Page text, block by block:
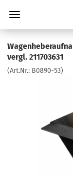
vergl. 211703631
(Art.Nr.: B0890-53)